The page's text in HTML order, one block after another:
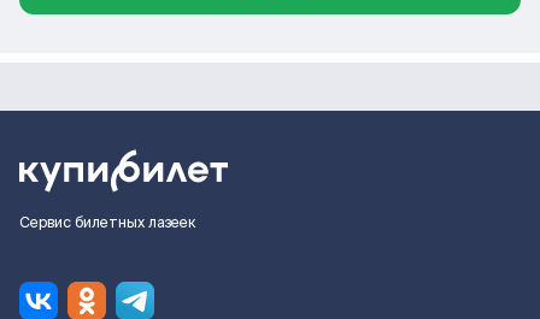
Сервис билетных лазеек